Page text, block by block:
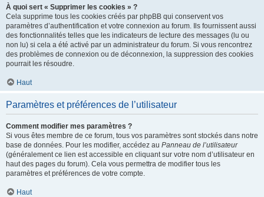
À quoi sert « Supprimer les cookies » ?
Cela supprime tous les cookies créés par phpBB qui conservent vos
paramètres d’authentification et votre connexion au forum. Ils fournissent aussi
des fonctionnalités telles que les indicateurs de lecture des messages (lu ou
non lu) si cela a été activé par un administrateur du forum. Si vous rencontrez
des problèmes de connexion ou de déconnexion, la suppression des cookies
pourrait les résoudre.
Haut
Paramètres et préférences de l’utilisateur
Comment modifier mes paramètres ?
Si vous êtes membre de ce forum, tous vos paramètres sont stockés dans notre
base de données. Pour les modifier, accédez au Panneau de l’utilisateur
(généralement ce lien est accessible en cliquant sur votre nom d’utilisateur en
haut des pages du forum). Cela vous permettra de modifier tous les
paramètres et préférences de votre compte.
Haut